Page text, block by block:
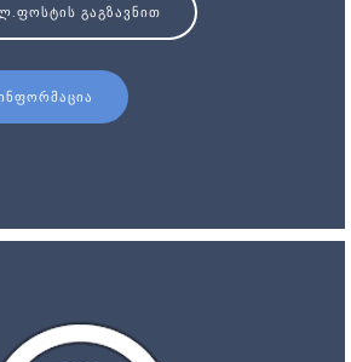
ᲒᲐᲒᲖᲐᲕᲜᲘᲗ